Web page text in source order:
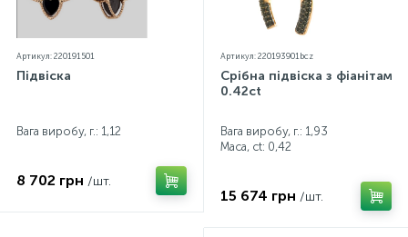
Артикул: 220191501
Підвіска
Вага виробу, г.: 1,12
8 702 грн /шт.
Артикул: 220193901bcz
Срібна підвіска з фіанітами
0.42ct
Вага виробу, г.: 1,93
Маса, ct: 0,42
15 674 грн /шт.